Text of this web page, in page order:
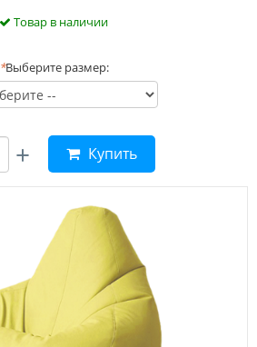
Товар в наличии
*Выберите размер:
+ Купить